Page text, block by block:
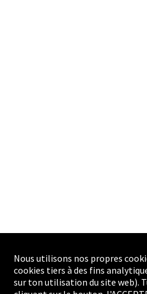
Nous utilisons nos propres
cookies tiers à des fins
sur ton utilisation du site web).